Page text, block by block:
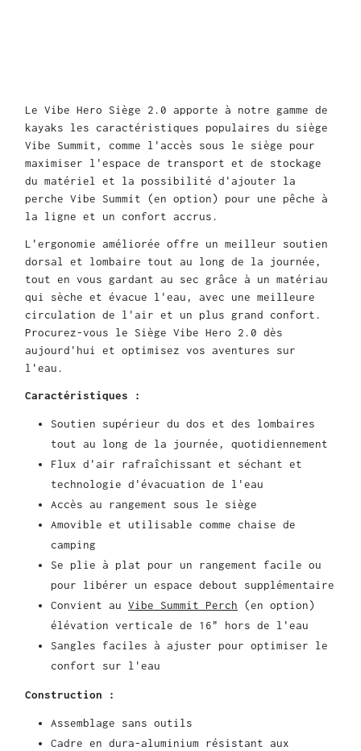
Le Vibe Hero Siège 2.0 apporte à notre gamme de
kayaks les caractéristiques populaires du siège
Vibe Summit, comme l'accès sous le siège pour
maximiser l'espace de transport et de stockage
du matériel et la possibilité d'ajouter la
perche Vibe Summit (en option) pour une pêche à
la ligne et un confort accrus.
L'ergonomie améliorée offre un meilleur soutien
dorsal et lombaire tout au long de la journée,
tout en vous gardant au sec grâce à un matériau
qui sèche et évacue l'eau, avec une meilleure
circulation de l'air et un plus grand confort.
Procurez-vous le Siège Vibe Hero 2.0 dès
aujourd'hui et optimisez vos aventures sur
l'eau.
Caractéristiques :
Soutien supérieur du dos et des lombaires
tout au long de la journée, quotidiennement
Flux d'air rafraîchissant et séchant et
technologie d'évacuation de l'eau
Accès au rangement sous le siège
Amovible et utilisable comme chaise de
camping
Se plie à plat pour un rangement facile ou
pour libérer un espace debout supplémentaire
Convient au Vibe Summit Perch (en option)
élévation verticale de 16" hors de l'eau
Sangles faciles à ajuster pour optimiser le
confort sur l'eau
Construction :
Assemblage sans outils
Cadre en dura-aluminium résistant aux